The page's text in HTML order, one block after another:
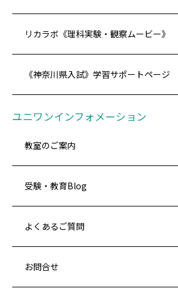
リカラボ《理科実験・観察ムービー》
《神奈川県入試》学習サポートページ
ユニワンインフォメーション
教室のご案内
受験・教育Blog
よくあるご質問
お問合せ